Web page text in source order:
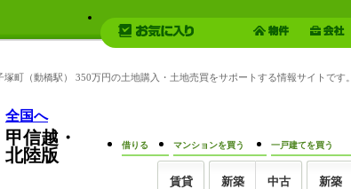
町（動橋駅） 350万円の土地購入・土地売買をサポートする情報サイトです。
全国へ
甲信越・
北陸版
借りる
賃貸
マンションを買う
新築 中古
一戸建てを買う
新築